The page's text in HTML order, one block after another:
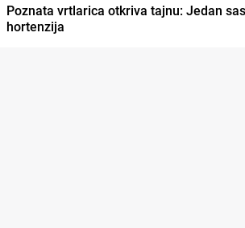
Poznata vrtlarica otkriva tajnu: Jedan
hortenzija